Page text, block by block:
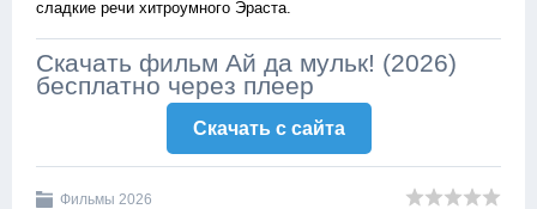
сладкие речи хитроумного Эраста.
Скачать фильм Ай да мульк! (2026)
бесплатно через плеер
Скачать c сайта
Фильмы 2026